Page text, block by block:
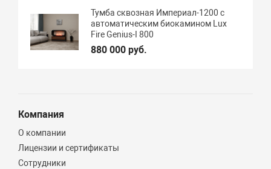
Тумба сквозная Империал-1200 с
автоматическим биокамином Lux
Fire Genius-I 800
880 000 руб.
Компания
О компании
Лицензии и сертификаты
Сотрудники